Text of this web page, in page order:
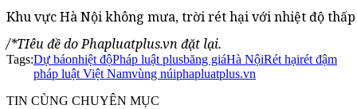
Khu vực Hà Nội không mưa, trời rét hại với nhiệt độ thấp
/*TIêu đề do Phapluatplus.vn đặt lại.
Tags:Dự báonhiệt độPháp luật plusbăng giáHà NộiRét hạirét đậm
pháp luật Việt Namvùng núiphapluatplus.vn
TIN CÙNG CHUYÊN MỤC